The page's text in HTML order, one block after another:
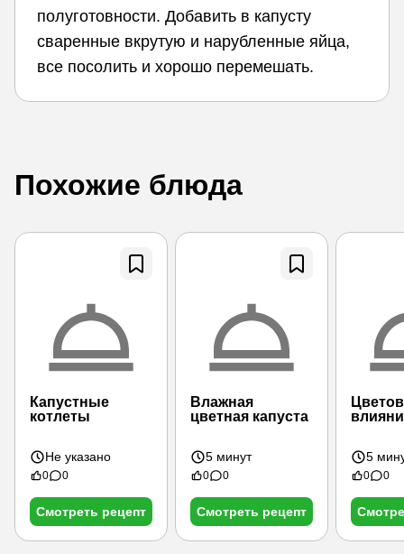
полуготовности. Добавить в капусту
сваренные вкрутую и нарубленные яйца,
все посолить и хорошо перемешать.
Похожие блюда
Капустные
котлеты
Не указано
0 0
Смотреть рецепт
Влажная
цветная капуста
5 минут
0 0
Смотреть рецепт
5
0 0